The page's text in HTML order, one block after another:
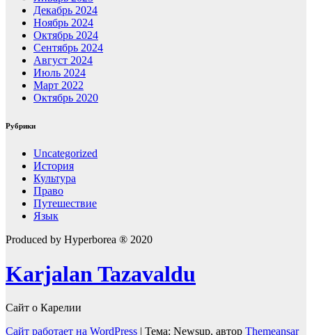
Декабрь 2024
Ноябрь 2024
Октябрь 2024
Сентябрь 2024
Август 2024
Июль 2024
Март 2022
Октябрь 2020
Рубрики
Uncategorized
История
Культура
Право
Путешествие
Язык
Produced by Hyperborea ® 2020
Karjalan Tazavaldu
Сайт о Карелии
Сайт работает на WordPress | Тема: Newsup, автор Themeansar